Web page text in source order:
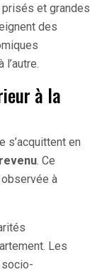
et grandes
des
à la
s’acquittent en
. Ce
à
Les
socio-